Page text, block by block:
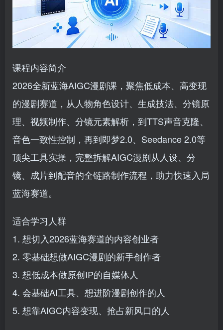
课程内容简介
2026全新蓝海AIGC漫剧课，聚焦低成本、高变现
的漫剧赛道，从人物角色设计、生成技法、分镜原
理、视频制作、分镜元素解析，到TTS声音克隆、
音色一致性控制，再到即梦2.0、Seedance 2.0等
顶尖工具实操，完整拆解AIGC漫剧从人设、分
镜、成片到配音的全链路制作流程，助力快速入局
蓝海赛道。
适合学习人群
1. 想切入2026蓝海赛道的内容创业者
2. 零基础想做AIGC漫剧的新手创作者
3. 想低成本做原创IP的自媒体人
4. 会基础AI工具、想进阶漫剧创作的人
5. 想靠AIGC内容变现、抢占新风口的人